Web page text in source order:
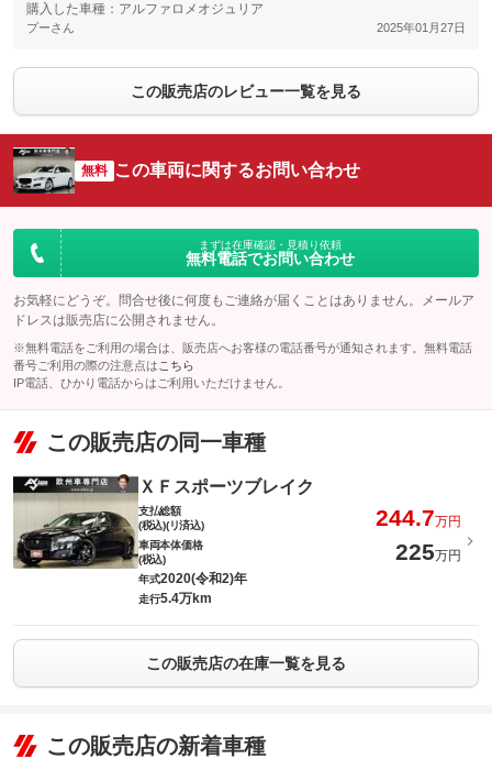
購入した車種：アルファロメオジュリア
プーさん 2025年01月27日
この販売店のレビュー一覧を見る
無料 この車両に関するお問い合わせ
まずは在庫確認・見積り依頼
無料電話でお問い合わせ
お気軽にどうぞ。問合せ後に何度もご連絡が届くことはありません。メールア
ドレスは販売店に公開されません。
※無料電話をご利用の場合は、販売店へお客様の電話番号が通知されます。無料電話
番号ご利用の際の注意点は こちら
IP電話、ひかり電話からはご利用いただけません。
この販売店の同一車種
ＸＦスポーツブレイク
支払総額
(税込)(リ済込)
244.7万円
車両本体価格
(税込)
225万円
年式2020(令和2)年
走行5.4万km
この販売店の在庫一覧を見る
この販売店の新着車種